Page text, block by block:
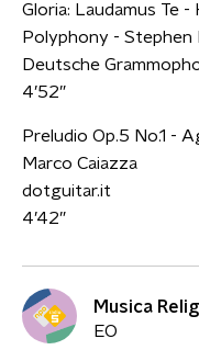
Gloria: Laudamus Te -
Polyphony - Stephen
Deutsche
4’52”
Preludio Op.5 No.1 -
Marco Caiazza
dotguitar.it
4’42”
Musica
EO